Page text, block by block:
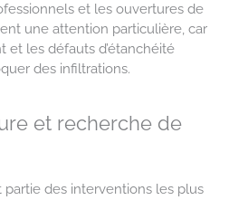
et les ouvertures de
une attention particulière, car
et les défauts d’étanchéité
des infiltrations.
et recherche de
des interventions les plus